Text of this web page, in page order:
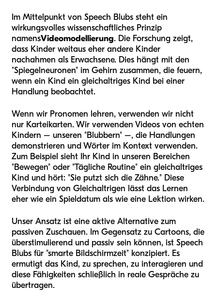
Im Mittelpunkt von Speech Blubs steht ein
wirkungsvolles wissenschaftliches Prinzip
namensVideomodellierung. Die Forschung zeigt,
dass Kinder weitaus eher andere Kinder
nachahmen als Erwachsene. Dies hängt mit den
"Spiegelneuronen" im Gehirn zusammen, die feuern,
wenn ein Kind ein gleichaltriges Kind bei einer
Handlung beobachtet.
Wenn wir Pronomen lehren, verwenden wir nicht
nur Karteikarten. Wir verwenden Videos von echten
Kindern – unseren "Blubbern" –, die Handlungen
demonstrieren und Wörter im Kontext verwenden.
Zum Beispiel sieht Ihr Kind in unseren Bereichen
"Bewegen" oder "Tägliche Routine" ein gleichaltriges
Kind und hört: "Sie putzt sich die Zähne." Diese
Verbindung von Gleichaltrigen lässt das Lernen
eher wie ein Spieldatum als wie eine Lektion wirken.
Unser Ansatz ist eine aktive Alternative zum
passiven Zuschauen. Im Gegensatz zu Cartoons, die
überstimulierend und passiv sein können, ist Speech
Blubs für "smarte Bildschirmzeit" konzipiert. Es
ermutigt das Kind, zu sprechen, zu interagieren und
diese Fähigkeiten schließlich in reale Gespräche zu
übertragen.